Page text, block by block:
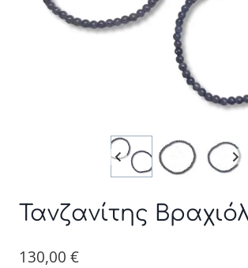
Τανζανίτης
130,00 €